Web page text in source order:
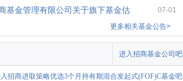
基金管理有限公司关于旗下基金估
07-01
更多相关基金公告>
进入招商基金公司吧
招商进取策略优选3个月持有期混合发起式(FOF)C基金吧